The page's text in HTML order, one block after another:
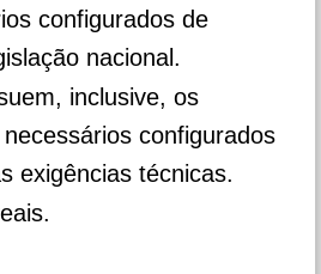
configurados de
nacional.
inclusive, os
configurados
exigências técnicas.